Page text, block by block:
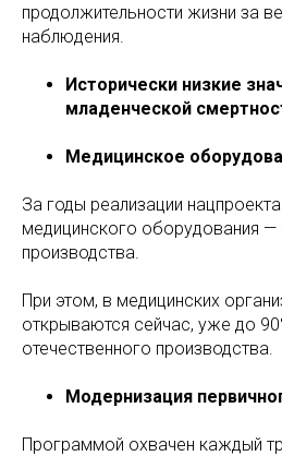
продолжительности жизни за
наблюдения.
Исторически низкие
младенческой
Медицинское
За годы реализации
медицинского оборудования —
производства.
При этом, в медицинских
открываются сейчас, уже до
отечественного производства.
Модернизация
Программой охвачен каждый